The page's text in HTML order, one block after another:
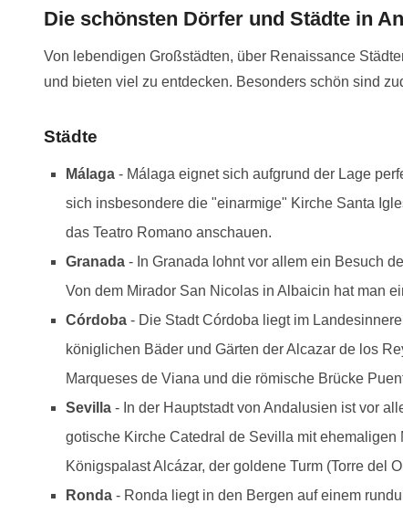
Die schönsten Dörfer und Städte in
Von lebendigen Großstädten, über Renaissance
und bieten viel zu entdecken. Besonders schön sind
Städte
Málaga - Málaga eignet sich aufgrund der Lage
sich insbesondere die "einarmige" Kirche Santa
das Teatro Romano anschauen.
Granada - In Granada lohnt vor allem ein Besuch
Von dem Mirador San Nicolas in Albaicin hat man
Córdoba - Die Stadt Córdoba liegt im
königlichen Bäder und Gärten der Alcazar de los
Marqueses de Viana und die römische Brücke
Sevilla - In der Hauptstadt von Andalusien ist vor
gotische Kirche Catedral de Sevilla mit
Königspalast Alcázar, der goldene Turm (Torre del
Ronda - Ronda liegt in den Bergen auf einem